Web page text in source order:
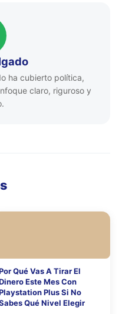
ha cubierto política,
claro, riguroso y
Qué Vas A Tirar El
Este Mes Con
Plus Si No
Qué Nivel Elegir